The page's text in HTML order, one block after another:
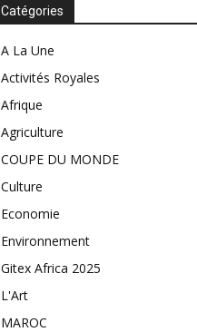
Catégories
A La Une
Activités Royales
Afrique
Agriculture
COUPE DU MONDE
Culture
Economie
Environnement
Gitex Africa 2025
L'Art
MAROC